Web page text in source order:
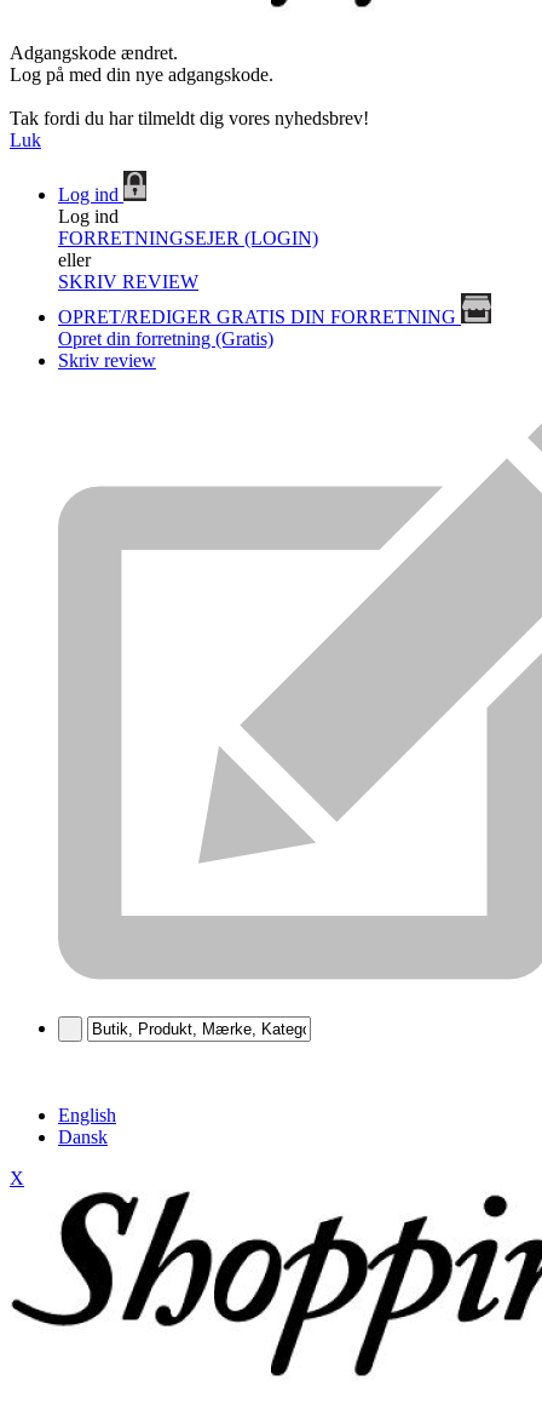
Adgangskode ændret.
Log på med din nye adgangskode.
Tak fordi du har tilmeldt dig vores nyhedsbrev!
Luk
Log ind
Log ind
FORRETNINGSEJER (LOGIN)
eller
SKRIV REVIEW
OPRET/REDIGER GRATIS DIN FORRETNING
Opret din forretning (Gratis)
Skriv review
English
Dansk
X